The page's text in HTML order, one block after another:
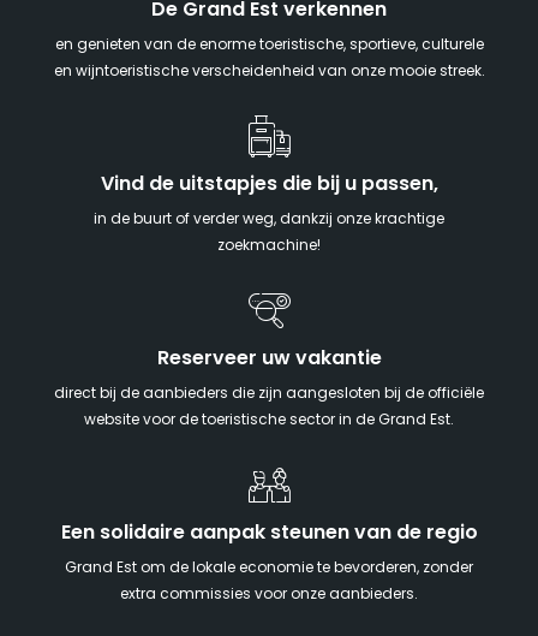
De Grand Est verkennen
en genieten van de enorme toeristische, sportieve, culturele
en wijntoeristische verscheidenheid van onze mooie streek.
Vind de uitstapjes die bij u passen,
in de buurt of verder weg, dankzij onze krachtige
zoekmachine!
Reserveer uw vakantie
direct bij de aanbieders die zijn aangesloten bij de officiële
website voor de toeristische sector in de Grand Est.
Een solidaire aanpak steunen van de regio
Grand Est om de lokale economie te bevorderen, zonder
extra commissies voor onze aanbieders.